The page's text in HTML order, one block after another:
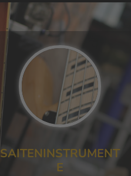
SAITENINSTRUMENT
E